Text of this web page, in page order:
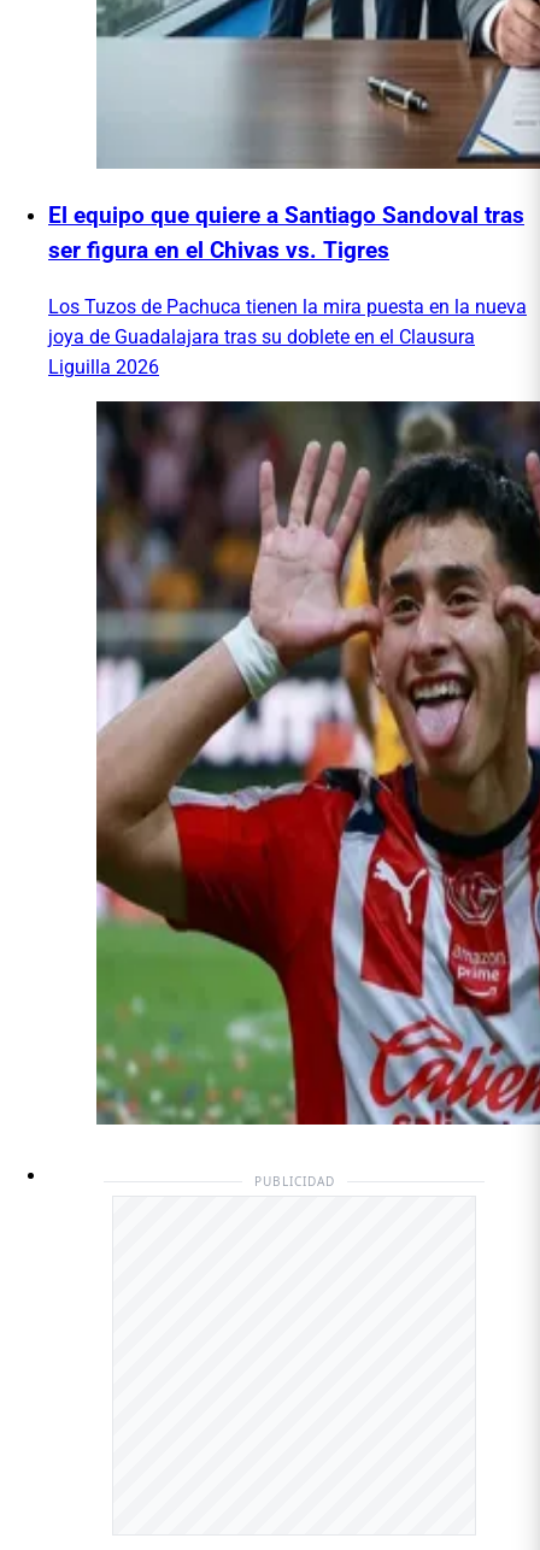
El equipo que quiere a Santiago Sandoval tras
ser figura en el Chivas vs. Tigres
Los Tuzos de Pachuca tienen la mira puesta en la nueva
joya de Guadalajara tras su doblete en el Clausura
Liguilla 2026
PUBLICIDAD